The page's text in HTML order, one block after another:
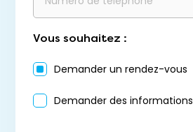
Vous souhaitez :
Demander un rendez-vous
Demander des informations